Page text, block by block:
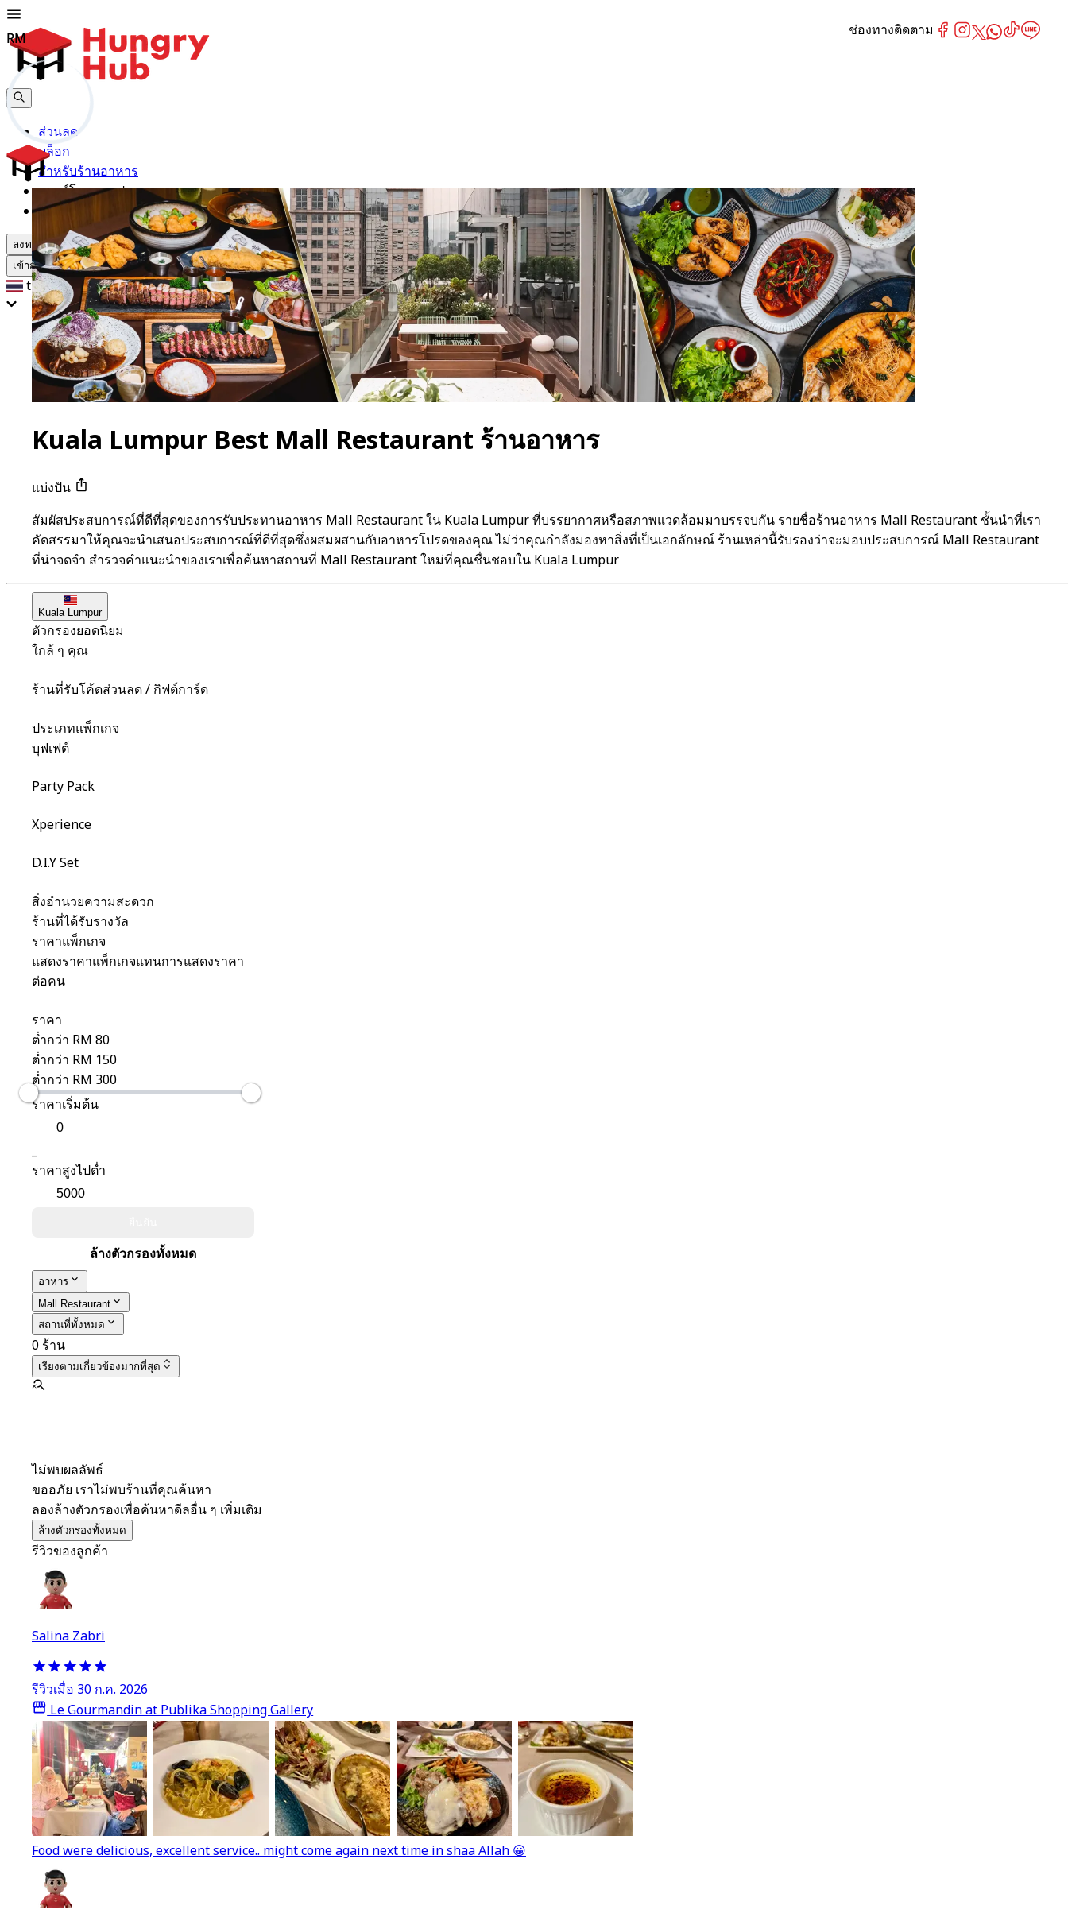
ส่วนลด
บล็อก
สำหรับร้านอาหาร
ดาวน์โหลดแอปฯ
ช่วยเหลือ
ลงทะเบียน
เข้าสู่ระบบ
th
Kuala Lumpur Best Mall Restaurant ร้านอาหาร
แบ่งปัน
สัมผัสประสบการณ์ที่ดีที่สุดของการรับประทานอาหาร Mall Restaurant ใน Kuala Lumpur ที่บรรยากาศหรือสภาพแวดล้อมมาบรรจบกัน รายชื่อร้านอาหาร Mall Restaurant ชั้นนำที่เรา
คัดสรรมาให้คุณจะนำเสนอประสบการณ์ที่ดีที่สุดซึ่งผสมผสานกับอาหารโปรดของคุณ ไม่ว่าคุณกำลังมองหาสิ่งที่เป็นเอกลักษณ์ ร้านเหล่านี้รับรองว่าจะมอบประสบการณ์ Mall Restaurant
ที่น่าจดจำ สำรวจคำแนะนำของเราเพื่อค้นหาสถานที่ Mall Restaurant ใหม่ที่คุณชื่นชอบใน Kuala Lumpur
Kuala Lumpur
ตัวกรองยอดนิยม
ใกล้ ๆ คุณ
ร้านที่รับโค้ดส่วนลด / กิฟต์การ์ด
ประเภทแพ็กเกจ
บุฟเฟต์
Party Pack
Xperience
D.I.Y Set
สิ่งอำนวยความสะดวก
ร้านที่ได้รับรางวัล
ราคาแพ็กเกจ
แสดงราคาแพ็กเกจแทนการแสดงราคา
ต่อคน
ราคา
ต่ำกว่า RM 80
ต่ำกว่า RM 150
ต่ำกว่า RM 300
RM
ราคาเริ่มต้น
_
RM
ราคาสูงไปต่ำ
ล้างตัวกรองทั้งหมด
อาหาร
Mall Restaurant
สถานที่ทั้งหมด
0 ร้าน
เรียงตามเกี่ยวข้องมากที่สุด
ไม่พบผลลัพธ์
ขออภัย เราไม่พบร้านที่คุณค้นหา
ลองล้างตัวกรองเพื่อค้นหาดีลอื่น ๆ เพิ่มเติม
ล้างตัวกรองทั้งหมด
รีวิวของลูกค้า
Salina Zabri
รีวิวเมื่อ 30 ก.ค. 2026
Le Gourmandin at Publika Shopping Gallery
Food were delicious, excellent service.. might come again next time in shaa Allah 😀
ช่องทางติดตาม